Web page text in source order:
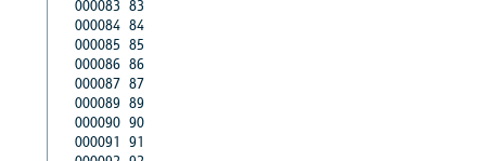
000083 83
000084 84
000085 85
000086 86
000087 87
000089 89
000090 90
000091 91